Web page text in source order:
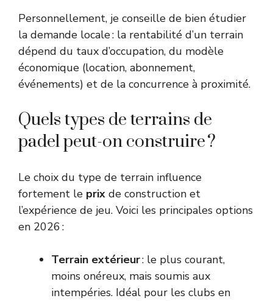
Personnellement, je conseille de bien étudier
la demande locale : la rentabilité d’un terrain
dépend du taux d’occupation, du modèle
économique (location, abonnement,
événements) et de la concurrence à proximité.
Quels types de terrains de
padel peut-on construire ?
Le choix du type de terrain influence
fortement le prix de construction et
l’expérience de jeu. Voici les principales options
en 2026 :
Terrain extérieur: le plus courant,
moins onéreux, mais soumis aux
intempéries. Idéal pour les clubs en